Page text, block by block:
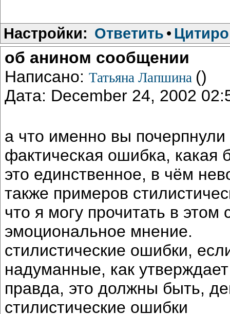
Настройки: Ответить •
об анином сообщении
Написано: Татьяна Лапшина ()
Дата: December 24, 2002
а что именно вы
фактическая ошибка, какая
это единственное, в чём
также примеров
что я могу прочитать в
эмоциональное мнение.
стилистические ошибки,
надуманные, как
правда, это должны быть,
стилистические ошибки